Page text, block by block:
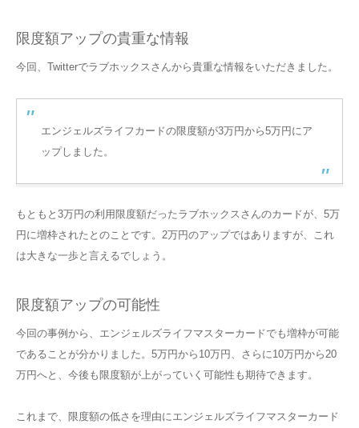
限度額アップの貴重な情報
今回、Twitterでラブホックスさんから貴重な情報をいただきました。
エンジェルズライフカードの限度額が3万円から5万円にア
ップしました。
もともと3万円の利用限度額だったラブホックスさんのカードが、5万
円に増枠されたとのことです。2万円のアップではありますが、これ
は大きな一歩と言えるでしょう。
限度額アップの可能性
今回の事例から、エンジェルズライフマスターカードでも増枠が可能
であることが分かりました。5万円から10万円、さらに10万円から20
万円へと、今後も限度額が上がっていく可能性も期待できます。
これまで、限度額の低さを理由にエンジェルズライフマスターカード